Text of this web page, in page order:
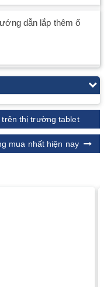
dẫn lắp thêm ổ
thị trường tablet
mua nhất hiện nay